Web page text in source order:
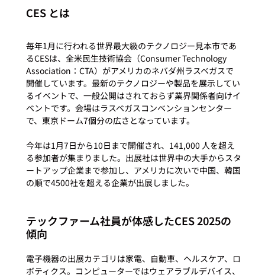
CES とは
毎年1月に行われる世界最大級のテクノロジー見本市であ
るCESは、全米民生技術協会（Consumer Technology
Association：CTA）がアメリカのネバダ州ラスベガスで
開催しています。最新のテクノロジーや製品を展示してい
るイベントで、一般公開はされておらず業界関係者向けイ
ベントです。会場はラスベガスコンベンションセンター
で、東京ドーム7個分の広さとなっています。
今年は1月7日から10日まで開催され、141,000 人を超え
る参加者が集まりました。出展社は世界中の大手からスタ
ートアップ企業まで参加し、アメリカに次いで中国、韓国
テックファーム社員が体感したCES 2025の
傾向
電子機器の出展カテゴリは家電、自動車、ヘルスケア、ロ
ボティクス。コンピューターではウェアラブルデバイス、